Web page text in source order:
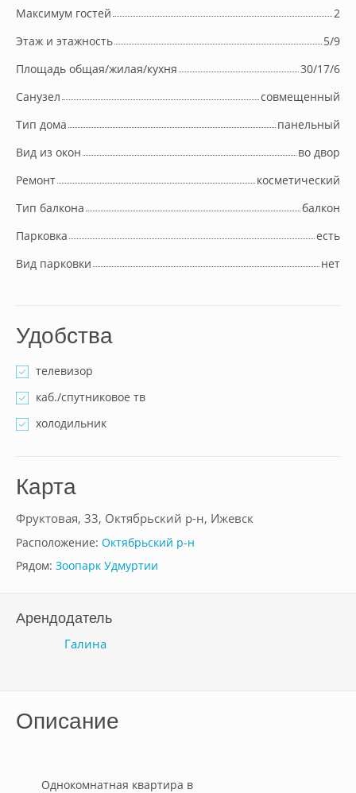
Максимум гостей
2
Этаж и этажность
5/9
Площадь общая/жилая/кухня
30/17/6
Cанузел
совмещенный
Тип дома
панельный
Вид из окон
во двор
Ремонт
косметический
Тип балкона
балкон
Парковка
есть
Вид парковки
нет
Удобства
телевизор
каб./спутниковое тв
холодильник
Карта
Фруктовая, 33, Октябрьский р-н, Ижевск
Расположение: Октябрьский р-н
Рядом: Зоопарк Удмуртии
Арендодатель
Галина
Описание